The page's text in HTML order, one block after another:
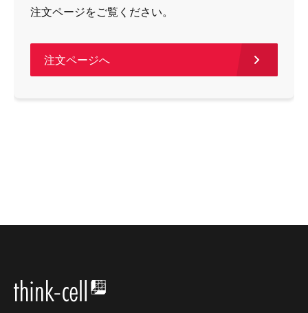
注文ページをご覧ください。
注文ページへ